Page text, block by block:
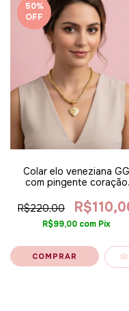
50%
OFF
Colar elo veneziana GG
com pingente coração
luz - banhado a ouro
R$220,00
R$99,00 com Pix